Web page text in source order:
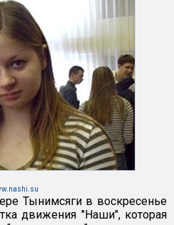
Тынимсяги в воскресенье
движения "Наши", которая